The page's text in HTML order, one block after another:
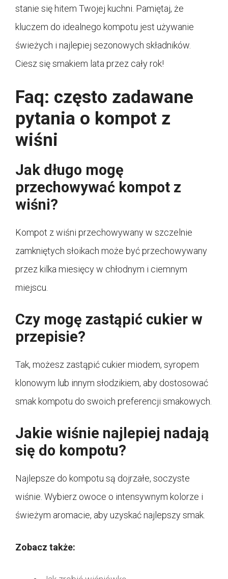
stanie się hitem Twojej kuchni. Pamiętaj, że
kluczem do idealnego kompotu jest używanie
świeżych i najlepiej sezonowych składników.
Ciesz się smakiem lata przez cały rok!
Faq: często zadawane
pytania o kompot z
wiśni
Jak długo mogę
przechowywać kompot z
wiśni?
Kompot z wiśni przechowywany w szczelnie
zamkniętych słoikach może być przechowywany
przez kilka miesięcy w chłodnym i ciemnym
miejscu.
Czy mogę zastąpić cukier w
przepisie?
Tak, możesz zastąpić cukier miodem, syropem
klonowym lub innym słodzikiem, aby dostosować
smak kompotu do swoich preferencji smakowych.
Jakie wiśnie najlepiej nadają
się do kompotu?
Najlepsze do kompotu są dojrzałe, soczyste
wiśnie. Wybierz owoce o intensywnym kolorze i
świeżym aromacie, aby uzyskać najlepszy smak.
Zobacz także: